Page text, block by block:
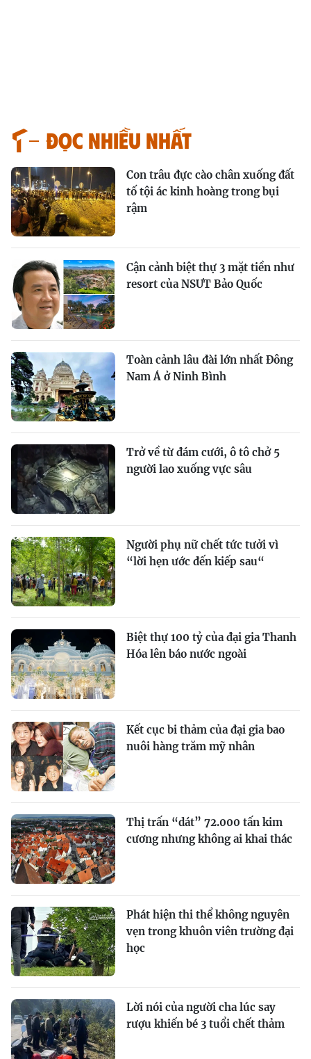
Đọc nhiều nhất
Con trâu đực cào chân xuống đất
tố tội ác kinh hoàng trong bụi
rậm
Cận cảnh biệt thự 3 mặt tiền như
resort của NSƯT Bảo Quốc
Toàn cảnh lâu đài lớn nhất Đông
Nam Á ở Ninh Bình
Trở về từ đám cưới, ô tô chở 5
người lao xuống vực sâu
Người phụ nữ chết tức tưởi vì
“lời hẹn ước đến kiếp sau“
Biệt thự 100 tỷ của đại gia Thanh
Hóa lên báo nước ngoài
Kết cục bi thảm của đại gia bao
nuôi hàng trăm mỹ nhân
Thị trấn “dát” 72.000 tấn kim
cương nhưng không ai khai thác
Phát hiện thi thể không nguyên
vẹn trong khuôn viên trường đại
học
Lời nói của người cha lúc say
rượu khiến bé 3 tuổi chết thảm